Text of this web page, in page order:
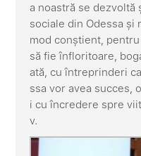
a noastră se dezvoltă
sociale din Odessa și
mod conștient,
să fie înfloritoare,
ată, cu întreprinderi
ssa vor avea succes,
i cu încredere spre
v.